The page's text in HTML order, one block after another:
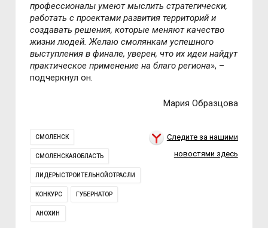
профессионалы умеют мыслить стратегически,
работать с проектами развития территорий и
создавать решения, которые меняют качество
жизни людей. Желаю смолянкам успешного
выступления в финале, уверен, что их идеи найдут
практическое применение на благо региона», –
подчеркнул он.
Мария Образцова
СМОЛЕНСК
СМОЛЕНСКАЯОБЛАСТЬ
ЛИДЕРЫСТРОИТЕЛЬНОЙОТРАСЛИ
КОНКУРС ГУБЕРНАТОР
АНОХИН
Следите за нашими
новостями здесь